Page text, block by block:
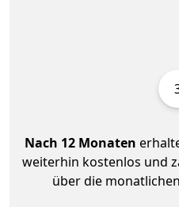
Nach 12 Monaten
weiterhin kostenlos und
über die